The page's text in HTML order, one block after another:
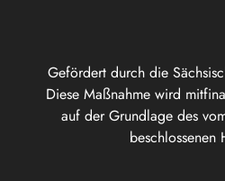
Gefördert durch die
Diese Maßnahme wird
auf der Grundlage des
beschlossenen